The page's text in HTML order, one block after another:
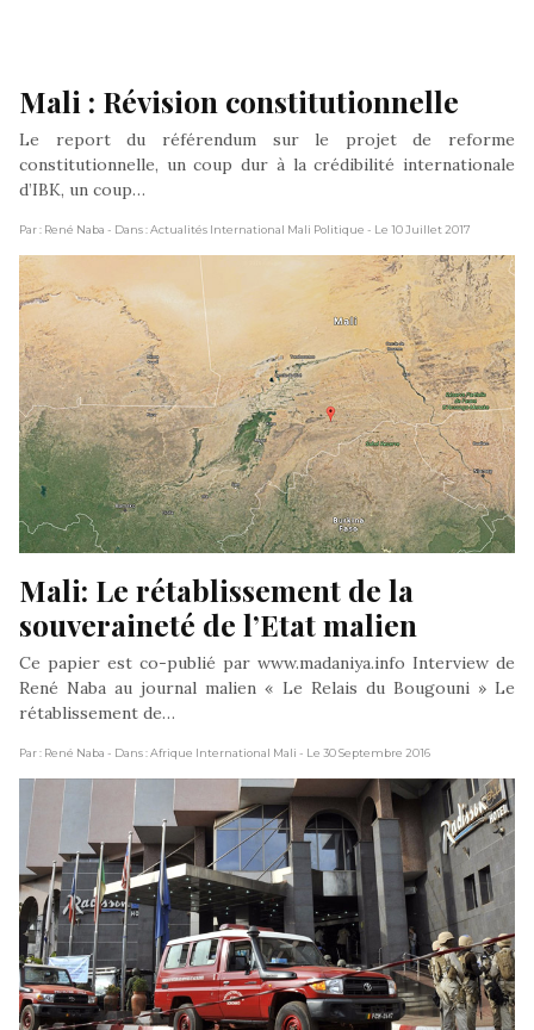
Mali : Révision constitutionnelle
Le report du référendum sur le projet de reforme
constitutionnelle, un coup dur à la crédibilité internationale
d’IBK, un coup…
Par : René Naba - Dans : Actualités International Mali Politique - Le 10 Juillet 2017
Mali: Le rétablissement de la
souveraineté de l’Etat malien
Ce papier est co-publié par www.madaniya.info Interview de
René Naba au journal malien « Le Relais du Bougouni » Le
rétablissement de…
Par : René Naba - Dans : Afrique International Mali - Le 30 Septembre 2016